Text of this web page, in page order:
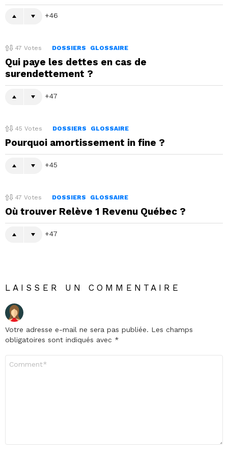
46
47 Votes DOSSIERS GLOSSAIRE
Qui paye les dettes en cas de
surendettement ?
47
45 Votes DOSSIERS GLOSSAIRE
Pourquoi amortissement in fine ?
45
47 Votes DOSSIERS GLOSSAIRE
Où trouver Relève 1 Revenu Québec ?
47
LAISSER UN COMMENTAIRE
Votre adresse e-mail ne sera pas publiée. Les champs
obligatoires sont indiqués avec *